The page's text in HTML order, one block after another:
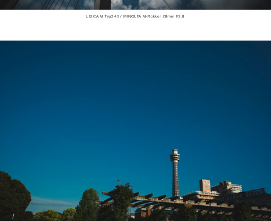
LEICA M Typ240 / MINOLTA M-Rokkor 28mm F2.8